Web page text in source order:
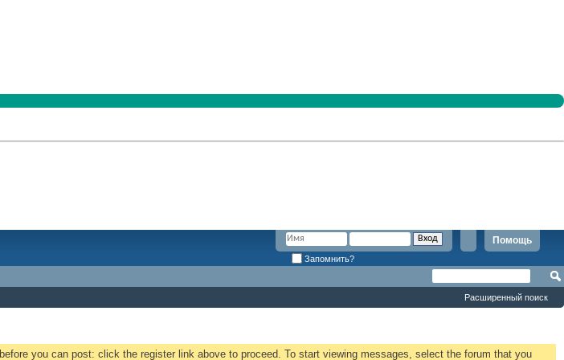
Помощь
Запомнить?
Расширенный поиск
before you can post: click the register link above to proceed. To start viewing messages, select the forum that you